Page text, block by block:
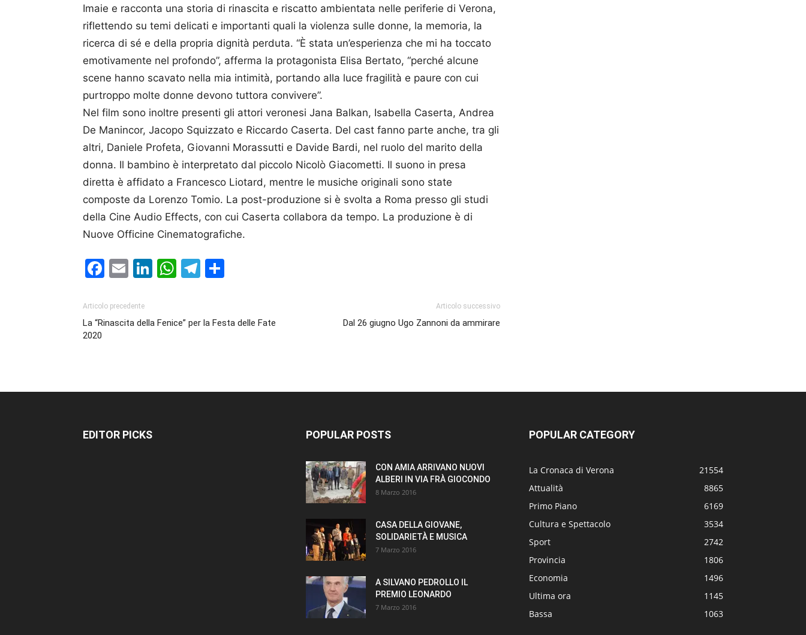
Imaie e racconta una storia di rinascita e riscatto ambientata nelle periferie di Verona,
riflettendo su temi delicati e importanti quali la violenza sulle donne, la memoria, la
ricerca di sé e della propria dignità perduta. “È stata un’esperienza che mi ha toccato
emotivamente nel profondo”, afferma la protagonista Elisa Bertato, “perché alcune
scene hanno scavato nella mia intimità, portando alla luce fragilità e paure con cui
purtroppo molte donne devono tuttora convivere”.
Nel film sono inoltre presenti gli attori veronesi Jana Balkan, Isabella Caserta, Andrea
De Manincor, Jacopo Squizzato e Riccardo Caserta. Del cast fanno parte anche, tra gli
altri, Daniele Profeta, Giovanni Morassutti e Davide Bardi, nel ruolo del marito della
donna. Il bambino è interpretato dal piccolo Nicolò Giacometti. Il suono in presa
diretta è affidato a Francesco Liotard, mentre le musiche originali sono state
composte da Lorenzo Tomio. La post-produzione si è svolta a Roma presso gli studi
della Cine Audio Effects, con cui Caserta collabora da tempo. La produzione è di
Nuove Officine Cinematografiche.
Facebook
EmailLinkedIn
WhatsApp
Telegram
Articolo precedente
La “Rinascita della Fenice” per la Festa delle Fate
2020
Articolo successivo
Dal 26 giugno Ugo Zannoni da ammirare
EDITOR PICKS POPULAR POSTS
CON AMIA ARRIVANO NUOVI
ALBERI IN VIA FRÀ GIOCONDO
8 Marzo 2016
CASA DELLA GIOVANE,
SOLIDARIETÀ E MUSICA
7 Marzo 2016
A SILVANO PEDROLLO IL
PREMIO LEONARDO
7 Marzo 2016
POPULAR CATEGORY
La Cronaca di Verona
21554
Attualità
8865
Primo Piano
6169
Cultura e Spettacolo
3534
Sport
2742
Provincia
1806
Economia
1496
Ultima ora
1145
Bassa
1063